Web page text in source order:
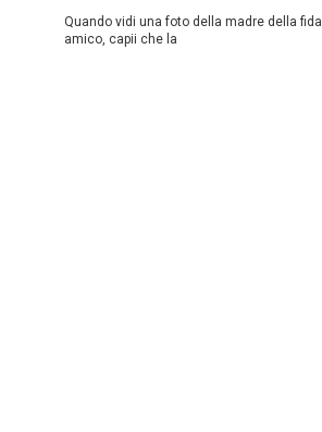
Quando vidi una foto della madre della
amico, capii che la